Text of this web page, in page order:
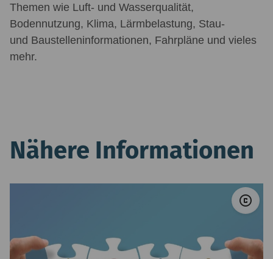
Themen wie Luft- und Wasserqualität,
Bodennutzung, Klima, Lärmbelastung, Stau-
und Baustelleninformationen, Fahrpläne und vieles
mehr.
Nähere Informationen
copyright ©